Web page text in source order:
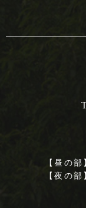
【昼の
【夜の